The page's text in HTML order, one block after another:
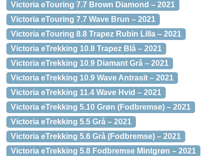
Victoria eTouring 7.7 Brown Diamond – 2021
Victoria eTouring 7.7 Wave Brun – 2021
Victoria eTouring 8.8 Trapez Rubin Lilla – 2021
Victoria eTrekking 10.8 Trapez Blå – 2021
Victoria eTrekking 10.9 Diamant Grå – 2021
Victoria eTrekking 10.9 Wave Antrasit – 2021
Victoria eTrekking 11.4 Wave Hvid – 2021
Victoria eTrekking 5.10 Grøn (Fodbremse) – 2021
Victoria eTrekking 5.5 Grå – 2021
Victoria eTrekking 5.6 Grå (Fodbremse) – 2021
Victoria eTrekking 5.8 Fodbremse Mintgrøn – 2021